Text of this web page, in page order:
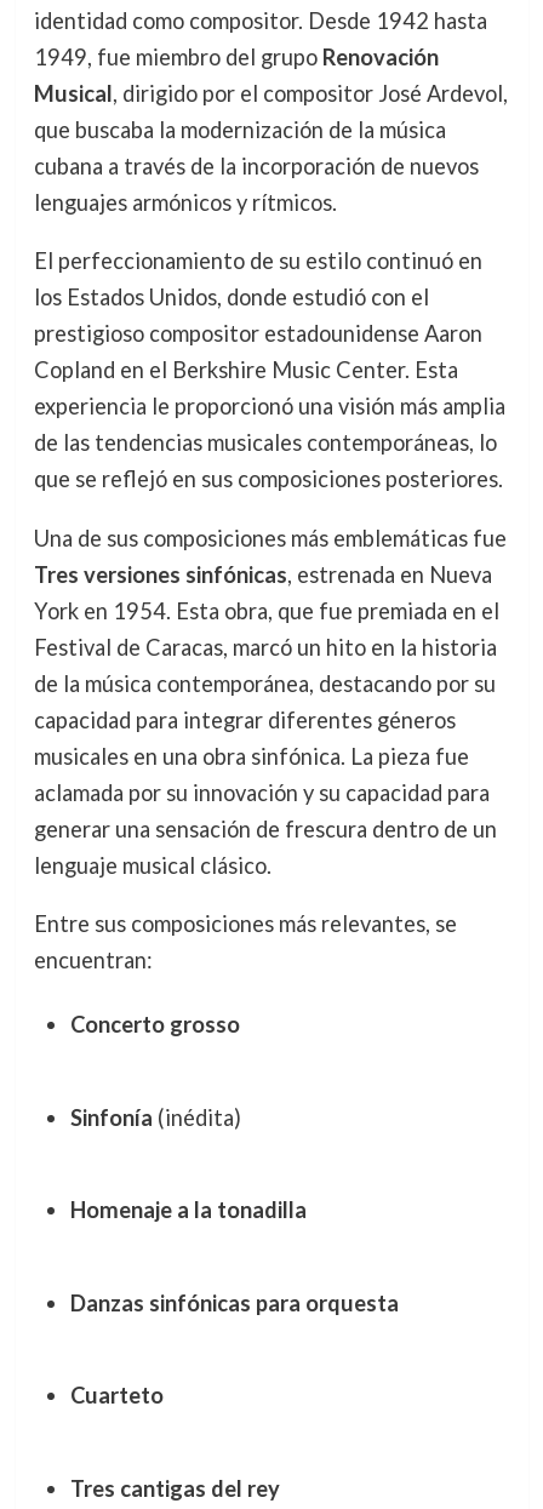
identidad como compositor. Desde 1942 hasta
1949, fue miembro del grupo Renovación
Musical, dirigido por el compositor José Ardevol,
que buscaba la modernización de la música
cubana a través de la incorporación de nuevos
lenguajes armónicos y rítmicos.
El perfeccionamiento de su estilo continuó en
los Estados Unidos, donde estudió con el
prestigioso compositor estadounidense Aaron
Copland en el Berkshire Music Center. Esta
experiencia le proporcionó una visión más amplia
de las tendencias musicales contemporáneas, lo
que se reflejó en sus composiciones posteriores.
Una de sus composiciones más emblemáticas fue
Tres versiones sinfónicas, estrenada en Nueva
York en 1954. Esta obra, que fue premiada en el
Festival de Caracas, marcó un hito en la historia
de la música contemporánea, destacando por su
capacidad para integrar diferentes géneros
musicales en una obra sinfónica. La pieza fue
aclamada por su innovación y su capacidad para
generar una sensación de frescura dentro de un
lenguaje musical clásico.
Entre sus composiciones más relevantes, se
encuentran:
Concerto grosso
Sinfonía (inédita)
Homenaje a la tonadilla
Danzas sinfónicas para orquesta
Cuarteto
Tres cantigas del rey